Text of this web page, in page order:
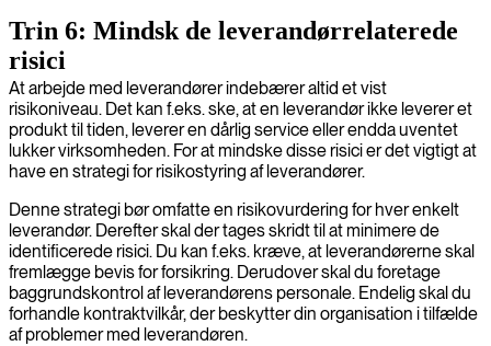
Trin 6: Mindsk de leverandørrelaterede
risici
At arbejde med leverandører indebærer altid et vist
risikoniveau. Det kan f.eks. ske, at en leverandør ikke leverer et
produkt til tiden, leverer en dårlig service eller endda uventet
lukker virksomheden. For at mindske disse risici er det vigtigt at
have en strategi for risikostyring af leverandører.
Denne strategi bør omfatte en risikovurdering for hver enkelt
leverandør. Derefter skal der tages skridt til at minimere de
identificerede risici. Du kan f.eks. kræve, at leverandørerne skal
fremlægge bevis for forsikring. Derudover skal du foretage
baggrundskontrol af leverandørens personale. Endelig skal du
forhandle kontraktvilkår, der beskytter din organisation i tilfælde
af problemer med leverandøren.